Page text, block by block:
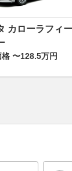
カローラフィー
〜128.5万円